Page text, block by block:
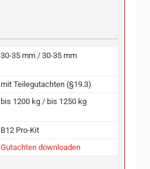
30-35 mm / 30-35 mm
mit Teilegutachten (§19.3)
bis 1200 kg / bis 1250 kg
B12 Pro-Kit
Gutachten downloaden